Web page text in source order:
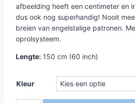
afbeelding heeft een centimeter en
dus ook nog superhandig! Nooit
breien van engelstalige patronen.
oprolsysteem.
Lengte: 150 cm (60 inch)
Kleur